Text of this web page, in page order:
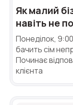
Як малий
навіть не
Понеділок,
бачить сім
Починає
клієнта